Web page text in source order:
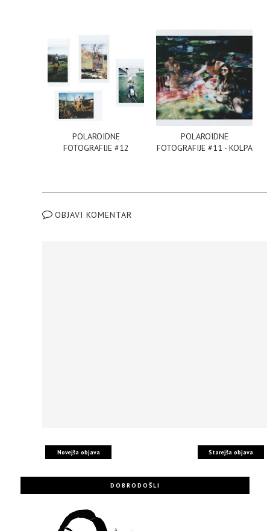
POLAROIDNE
FOTOGRAFIJE #12
POLAROIDNE
FOTOGRAFIJE #11 - KOLPA
OBJAVI KOMENTAR
Novejša objava Starejša objava
DOBRODOŠLI